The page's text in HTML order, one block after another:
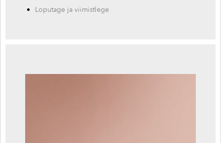
Loputage ja viimistlege